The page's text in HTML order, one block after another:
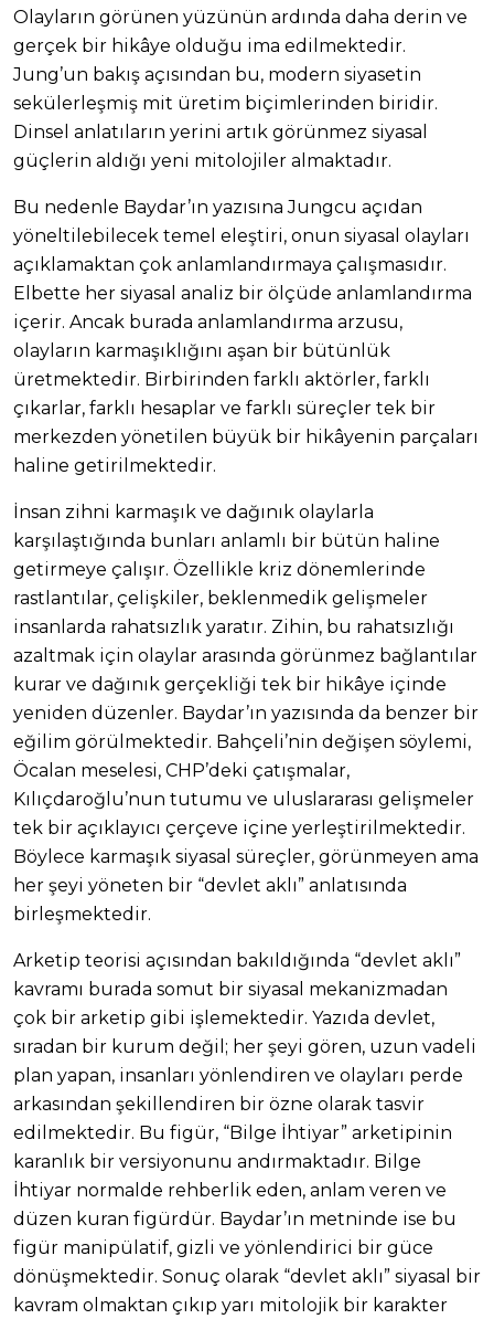
Olayların görünen yüzünün ardında daha derin ve
gerçek bir hikâye olduğu ima edilmektedir.
Jung’un bakış açısından bu, modern siyasetin
sekülerleşmiş mit üretim biçimlerinden biridir.
Dinsel anlatıların yerini artık görünmez siyasal
güçlerin aldığı yeni mitolojiler almaktadır.
Bu nedenle Baydar’ın yazısına Jungcu açıdan
yöneltilebilecek temel eleştiri, onun siyasal olayları
açıklamaktan çok anlamlandırmaya çalışmasıdır.
Elbette her siyasal analiz bir ölçüde anlamlandırma
içerir. Ancak burada anlamlandırma arzusu,
olayların karmaşıklığını aşan bir bütünlük
üretmektedir. Birbirinden farklı aktörler, farklı
çıkarlar, farklı hesaplar ve farklı süreçler tek bir
merkezden yönetilen büyük bir hikâyenin parçaları
haline getirilmektedir.
İnsan zihni karmaşık ve dağınık olaylarla
karşılaştığında bunları anlamlı bir bütün haline
getirmeye çalışır. Özellikle kriz dönemlerinde
rastlantılar, çelişkiler, beklenmedik gelişmeler
insanlarda rahatsızlık yaratır. Zihin, bu rahatsızlığı
azaltmak için olaylar arasında görünmez bağlantılar
kurar ve dağınık gerçekliği tek bir hikâye içinde
yeniden düzenler. Baydar’ın yazısında da benzer bir
eğilim görülmektedir. Bahçeli’nin değişen söylemi,
Öcalan meselesi, CHP’deki çatışmalar,
Kılıçdaroğlu’nun tutumu ve uluslararası gelişmeler
tek bir açıklayıcı çerçeve içine yerleştirilmektedir.
Böylece karmaşık siyasal süreçler, görünmeyen ama
her şeyi yöneten bir “devlet aklı” anlatısında
birleşmektedir.
Arketip teorisi açısından bakıldığında “devlet aklı”
kavramı burada somut bir siyasal mekanizmadan
çok bir arketip gibi işlemektedir. Yazıda devlet,
sıradan bir kurum değil; her şeyi gören, uzun vadeli
plan yapan, insanları yönlendiren ve olayları perde
arkasından şekillendiren bir özne olarak tasvir
edilmektedir. Bu figür, “Bilge İhtiyar” arketipinin
karanlık bir versiyonunu andırmaktadır. Bilge
İhtiyar normalde rehberlik eden, anlam veren ve
düzen kuran figürdür. Baydar’ın metninde ise bu
figür manipülatif, gizli ve yönlendirici bir güce
dönüşmektedir. Sonuç olarak “devlet aklı” siyasal bir
kavram olmaktan çıkıp yarı mitolojik bir karakter